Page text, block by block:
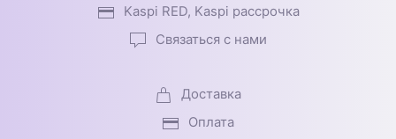
Kaspi RED, Kaspi рассрочка
Связаться с нами
Доставка
Оплата